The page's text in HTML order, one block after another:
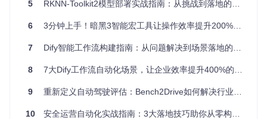
要判断你的团队是否适合引入数据工作流自动化，可从三个维
度评估：
流程成熟度：是否有稳定的重复数据处理流程？
技术环境：是否已使用Python等可脚本化工具？
团队接受度
：成员是否有自动化意识和基础技能？
如果你的回答多数为"是"，那么现在正是引入自动化工具的最
佳时机。
5 RKNN-Toolkit2模型部署实战指南：从挑战到落地的完整路径
6 3分钟上手！暗黑3智能宏工具让操作效率提升200%：从新手到专家的全攻略
7 Dify智能工作流构建指南：从问题解决到场景落地的零代码实践
8 7大Dify工作流自动化场景，让企业效率提升400%的实战指南
9 重新定义自动驾驶评估：Bench2Drive如何解决行业三大痛点
10 安全运营自动化实战指南：3大落地技巧助你从零构建高效SOC体系